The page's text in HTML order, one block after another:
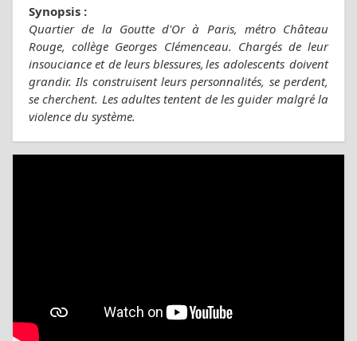
Synopsis :
Quartier de la Goutte d'Or à Paris, métro Château
Rouge, collège Georges Clémenceau. Chargés de leur
insouciance et de leurs blessures, les adolescents doivent
grandir. Ils construisent leurs personnalités, se perdent,
se cherchent. Les adultes tentent de les guider malgré la
violence du système.